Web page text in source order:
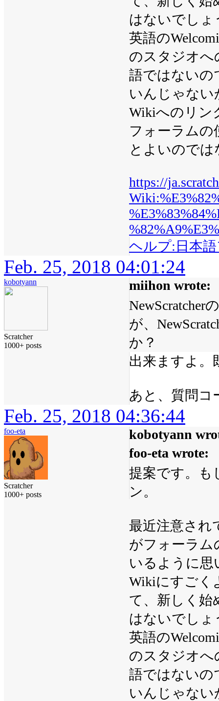
はないでしょ
英語の
のスタジオへ
語ではないの
いんじゃない
Wikiへのリン
フォーラムの
とよいので
https://
ヘルプ:日本
Feb. 25, 2018 04:01:24
kobotyann
Scratcher
1000+ posts
miihon wrote:
NewScratcher
が、
か？
出来ますよ。
あと、質問コ
Feb. 25, 2018 04:36:44
foo-eta
Scratcher
1000+ posts
kobotyann
foo-eta wrote:
提案です。も
ン。
最近注意され
がフォーラム
いるように思
Wikiにすごく
て、新しく始
はないでしょ
英語の
のスタジオへ
語ではないの
いんじゃない